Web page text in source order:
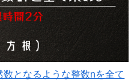
数となるような整数nを全て